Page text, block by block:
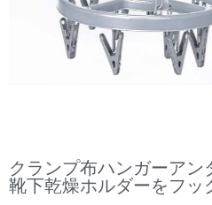
クランプ布ハンガーア
靴下乾燥ホルダーをフッ